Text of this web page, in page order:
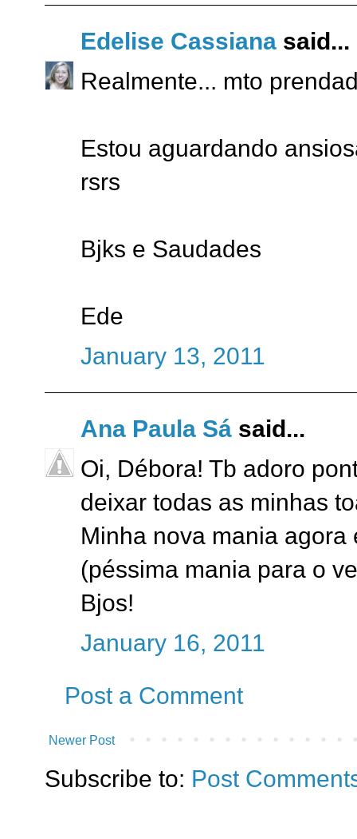
Edelise Cassiana said...
Realmente... mto
Estou aguardando
rsrs
Bjks e Saudades
Ede
January 13, 2011
Ana Paula Sá said...
Oi, Débora! Tb adoro
deixar todas as minhas
Minha nova mania agora
(péssima mania para o
Bjos!
January 16, 2011
Post a Comment
Newer Post
Subscribe to: Post